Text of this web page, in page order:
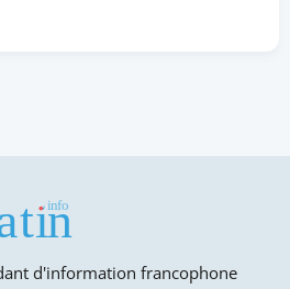
d'information francophone